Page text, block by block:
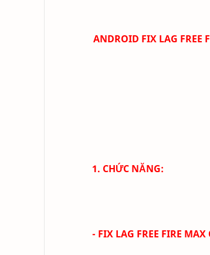
ANDROID FIX LAG FREE
1. CHỨC NĂNG:
- FIX LAG FREE FIRE MAX